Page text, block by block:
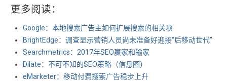
更多阅读：
Google：本地搜索广告主如何扩展搜索的相关项
BrightEdge：调查显示营销人员尚未准备好迎接“后移动世代”
Searchmetrics：2017年SEO赢家和输家
Dilate：不可不知的SEO策略（信息图）
eMarketer：移动付费搜索广告稳步上升